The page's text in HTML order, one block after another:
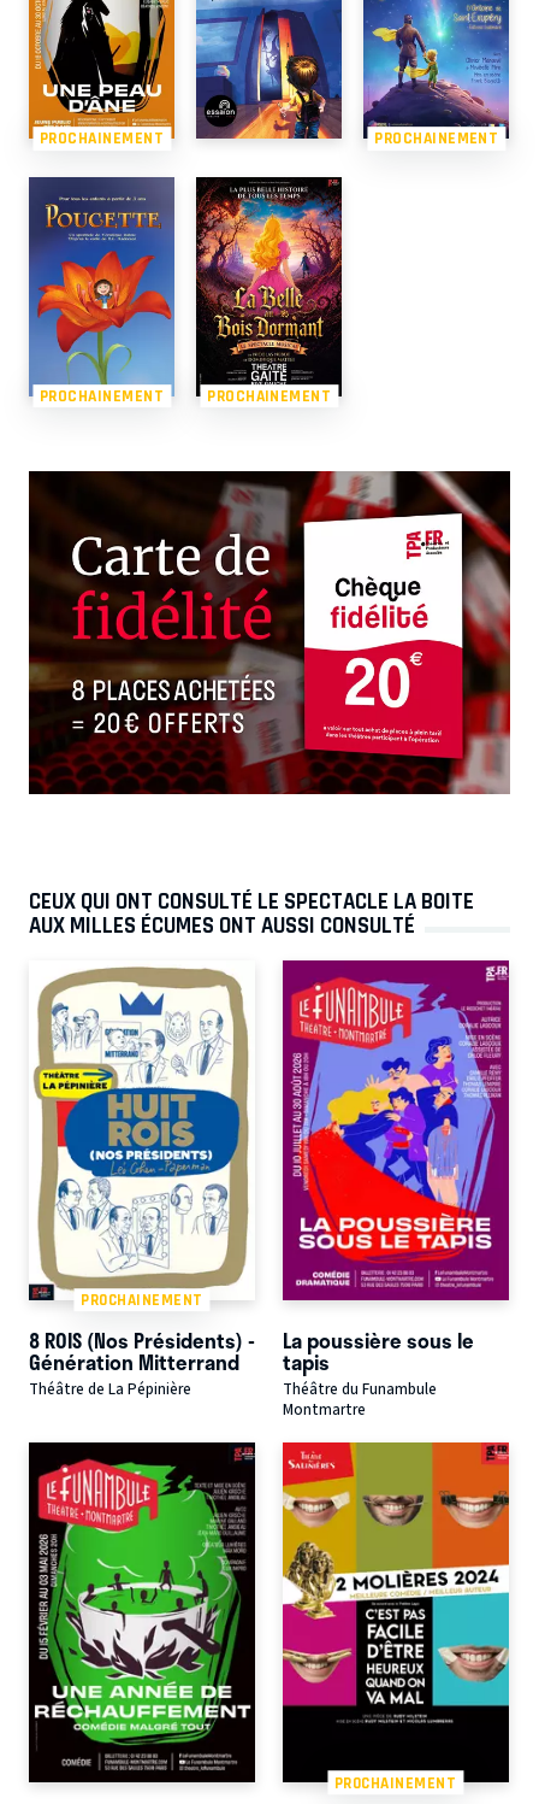
PROCHAINEMENT PROCHAINEMENT
PROCHAINEMENT PROCHAINEMENT
CEUX QUI ONT CONSULTÉ LE SPECTACLE LA BOITE
AUX MILLES ÉCUMES ONT AUSSI CONSULTÉ
PROCHAINEMENT
8 ROIS (Nos Présidents) -
Génération Mitterrand
Théâtre de La Pépinière
La poussière sous le
tapis
Théâtre du Funambule
Montmartre
PROCHAINEMENT